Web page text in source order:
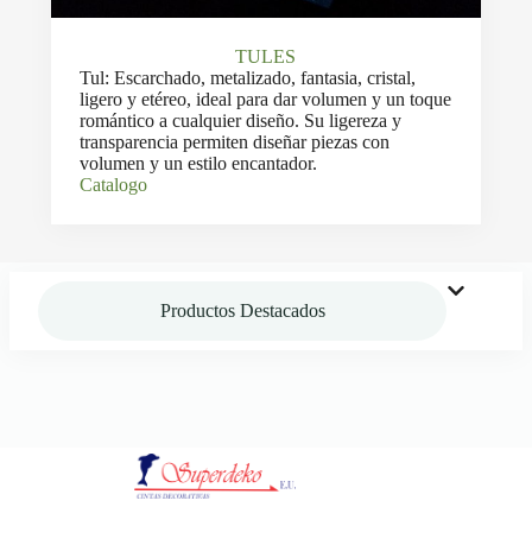
TULES
Tul: Escarchado, metalizado, fantasia, cristal,
ligero y etéreo, ideal para dar volumen y un toque
romántico a cualquier diseño. Su ligereza y
transparencia permiten diseñar piezas con
volumen y un estilo encantador.
Catalogo
Productos Destacados